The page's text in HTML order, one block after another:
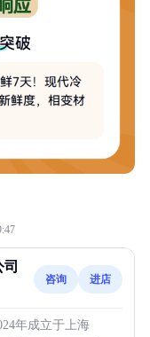
咨询 进店
年成立于上海